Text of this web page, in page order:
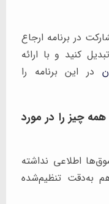
در برنامه ارجاع
کنید و با ارائه
در این برنامه را
چیز را در مورد
اطلاعی نداشته
به‌دقت تنظیم‌شده